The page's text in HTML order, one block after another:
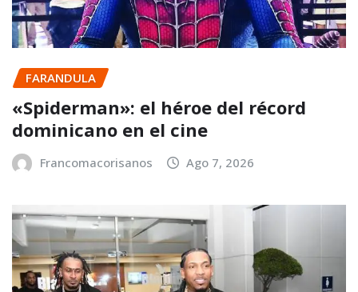
FARANDULA
«Spiderman»: el héroe del récord
dominicano en el cine
Francomacorisanos Ago 7, 2026